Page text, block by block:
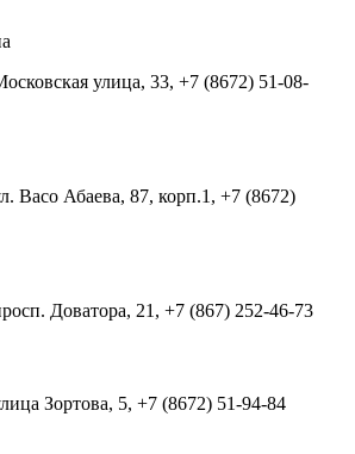
улица, 33, +7 (8672) 51-08-
Васо Абаева, 87, корп.1, +7 (8672)
Доватора, 21, +7 (867) 252-46-73
Зортова, 5, +7 (8672) 51-94-84